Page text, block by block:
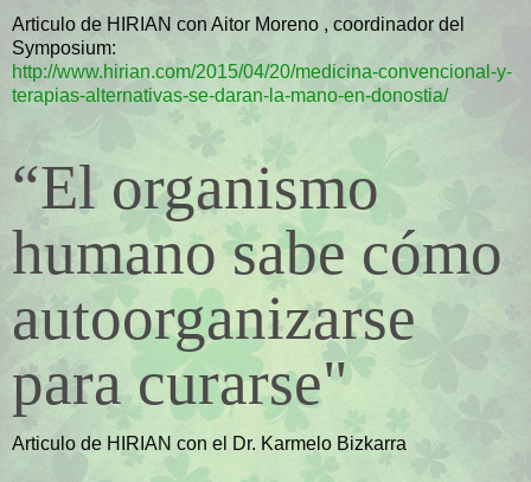
Articulo de HIRIAN con Aitor Moreno , coordinador del
Symposium:
http://www.hirian.com/2015/04/20/medicina-convencional-y-
terapias-alternativas-se-daran-la-mano-en-donostia/
“El organismo
humano sabe cómo
autoorganizarse
para curarse"
Articulo de HIRIAN con el Dr. Karmelo Bizkarra